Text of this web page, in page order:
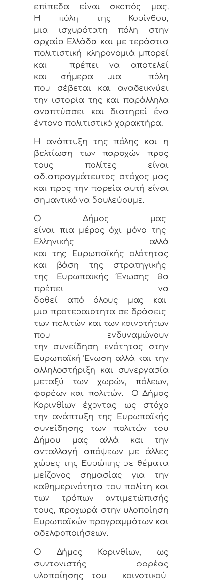
επίπεδα είναι σκοπός μας.
Η πόλη της Κορίνθου,
μια ισχυρότατη πόλη στην
αρχαία Ελλάδα και με τεράστια
πολιτιστική κληρονομιά μπορεί
και πρέπει να αποτελεί
και σήμερα μια πόλη
που σέβεται και αναδεικνύει
την ιστορία της και παράλληλα
αναπτύσσει και διατηρεί ένα
έντονο πολιτιστικό χαρακτήρα.
Η ανάπτυξη της πόλης και η
βελτίωση των παροχών προς
τους πολίτες είναι
αδιαπραγμάτευτος στόχος μας
και προς την πορεία αυτή είναι
σημαντικό να δουλεύουμε.
Ο Δήμος μας
είναι πια μέρος όχι μόνο της
Ελληνικής αλλά
και της Ευρωπαϊκής ολότητας
και βάση της στρατηγικής
της Ευρωπαϊκής Ένωσης θα
πρέπει να
δοθεί από όλους μας και
μια προτεραιότητα σε δράσεις
των πολιτών και των κοινοτήτων
που ενδυναμώνουν
την συνείδηση ενότητας στην
Ευρωπαϊκή Ένωση αλλά και την
αλληλοστήριξη και συνεργασία
μεταξύ των χωρών, πόλεων,
φορέων και πολιτών. Ο Δήμος
Κορινθίων έχοντας ως στόχο
την ανάπτυξη της Ευρωπαϊκής
συνείδησης των πολιτών του
Δήμου μας αλλά και την
ανταλλαγή απόψεων με άλλες
χώρες της Ευρώπης σε θέματα
μείζονος σημασίας για την
καθημερινότητα του πολίτη και
των τρόπων αντιμετώπισής
τους, προχωρά στην υλοποίηση
Ευρωπαϊκών προγραμμάτων και
αδελφοποιήσεων.
Ο Δήμος Κορινθίων, ως
συντονιστής φορέας
υλοποίησης του κοινοτικού